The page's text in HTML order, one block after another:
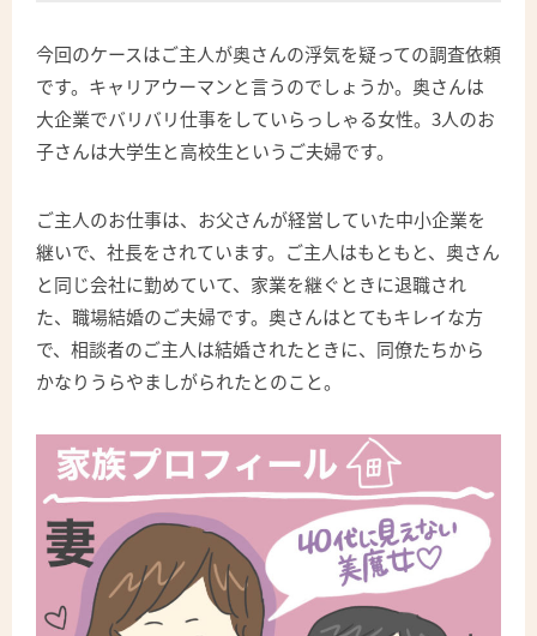
今回のケースはご主人が奥さんの浮気を疑っての調査依頼
です。キャリアウーマンと言うのでしょうか。奥さんは
大企業でバリバリ仕事をしていらっしゃる女性。3人のお
子さんは大学生と高校生というご夫婦です。
ご主人のお仕事は、お父さんが経営していた中小企業を
継いで、社長をされています。ご主人はもともと、奥さん
と同じ会社に勤めていて、家業を継ぐときに退職され
た、職場結婚のご夫婦です。奥さんはとてもキレイな方
で、相談者のご主人は結婚されたときに、同僚たちから
かなりうらやましがられたとのこと。